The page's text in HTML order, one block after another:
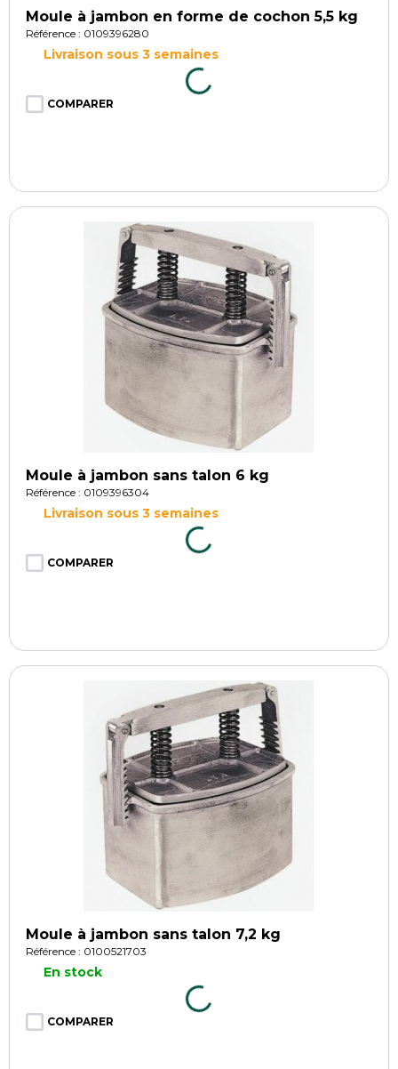
Moule à jambon en forme de cochon 5,5 kg
Référence : 0109396280
Livraison sous 3 semaines
COMPARER
Moule à jambon sans talon 6 kg
Référence : 0109396304
Livraison sous 3 semaines
COMPARER
Moule à jambon sans talon 7,2 kg
Référence : 0100521703
En stock
COMPARER